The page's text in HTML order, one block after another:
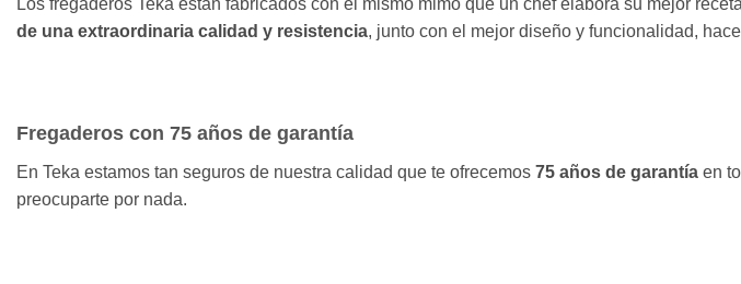
Los fregaderos Teka están fabricados con el mismo mimo que un chef elabora su mejor
de una extraordinaria calidad y resistencia, junto con el mejor diseño y funcionalidad,
Fregaderos con 75 años de garantía
En Teka estamos tan seguros de nuestra calidad que te ofrecemos 75 años de garantía en
preocuparte por nada.